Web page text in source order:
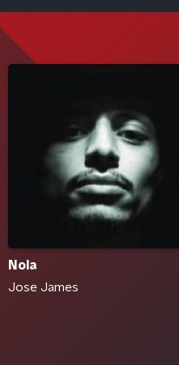
Nola
Jose James